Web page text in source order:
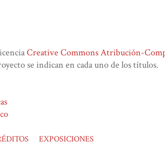
Creative Commons Atribución-
se indican en cada uno de los títulos.
EXPOSICIONES